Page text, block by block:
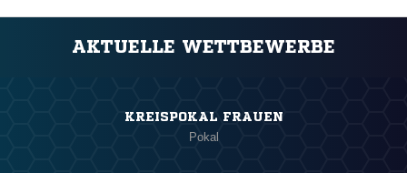
AKTUELLE WETTBEWERBE
KREISPOKAL FRAUEN
Pokal